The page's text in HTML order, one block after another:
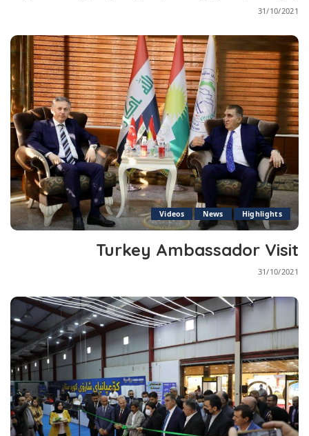
31/10/2021
Highlights
News
Videos
Turkey Ambassador Visit
31/10/2021